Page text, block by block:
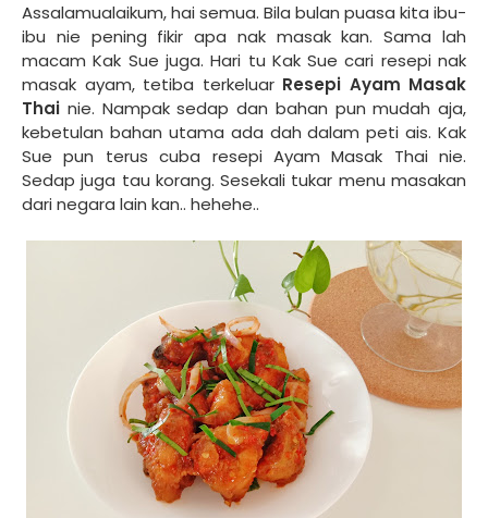
Assalamualaikum, hai semua. Bila bulan puasa kita ibu-
ibu nie pening fikir apa nak masak kan. Sama lah
macam Kak Sue juga. Hari tu Kak Sue cari resepi nak
masak ayam, tetiba terkeluar Resepi Ayam Masak
Thai nie. Nampak sedap dan bahan pun mudah aja,
kebetulan bahan utama ada dah dalam peti ais. Kak
Sue pun terus cuba resepi Ayam Masak Thai nie.
Sedap juga tau korang. Sesekali tukar menu masakan
dari negara lain kan.. hehehe..